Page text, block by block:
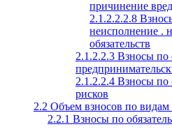
причинение
2.1.2.2.2.8
неисполнение .
обязательств
2.1.2.2.3 Взносы по
2.1.2.2.4 Взносы
рисков
2.2 Объем взносов по видам
2.2.1 Взносы по